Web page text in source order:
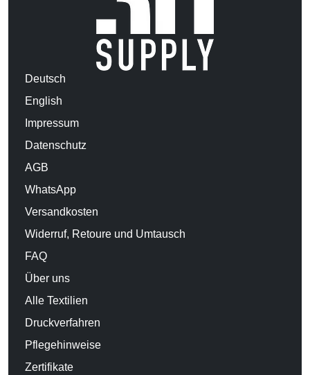
Deutsch
English
Impressum
Datenschutz
AGB
WhatsApp
Versandkosten
Widerruf, Retoure und Umtausch
FAQ
Über uns
Alle Textilien
Druckverfahren
Pflegehinweise
Zertifikate